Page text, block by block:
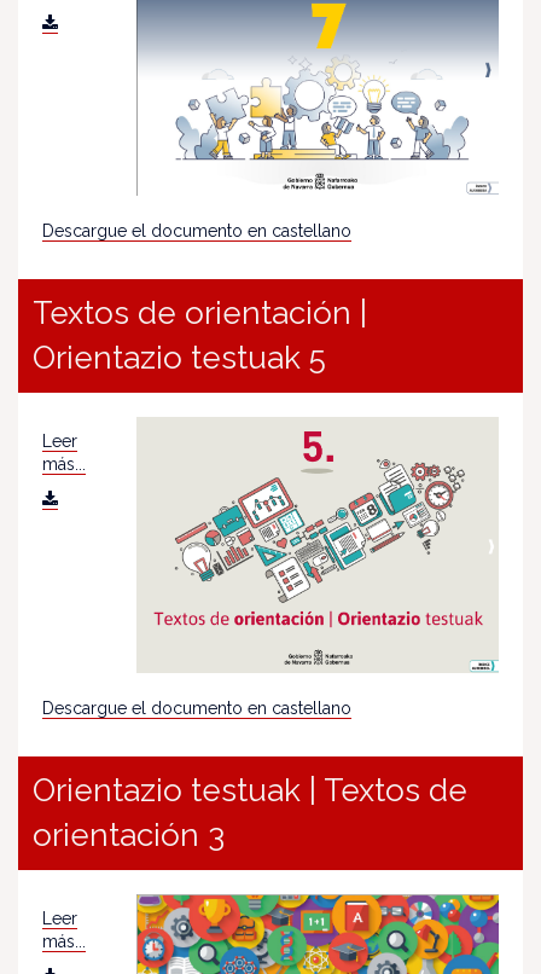
Descargue el documento en castellano
Textos de orientación |
Orientazio testuak 5
Leer
más...
Descargue el documento en castellano
Orientazio testuak | Textos de
orientación 3
Leer
más...